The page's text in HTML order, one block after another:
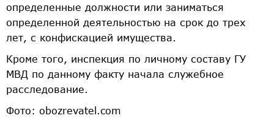
определенные должности или заниматься
определенной деятельностью на срок до трех
лет, с конфискацией имущества.
Кроме того, инспекция по личному составу ГУ
МВД по данному факту начала служебное
расследование.
Фото: obozrevatel.com